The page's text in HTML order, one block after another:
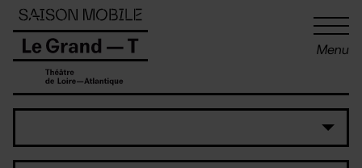
Menu
Panneau de gestion des cookies